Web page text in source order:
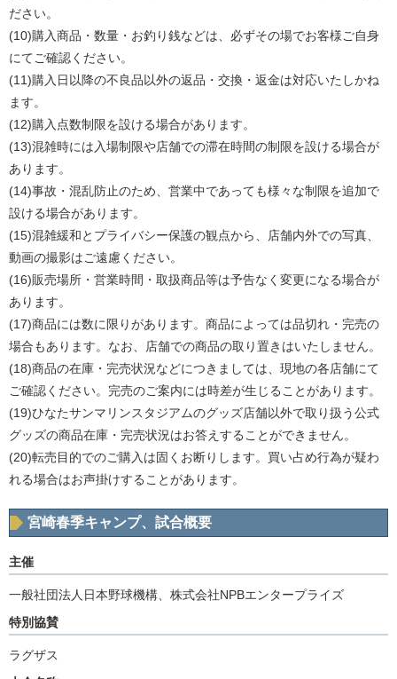
ださい。
(10)購入商品・数量・お釣り銭などは、必ずその場でお客様ご自身
にてご確認ください。
(11)購入日以降の不良品以外の返品・交換・返金は対応いたしかね
ます。
(12)購入点数制限を設ける場合があります。
(13)混雑時には入場制限や店舗での滞在時間の制限を設ける場合が
あります。
(14)事故・混乱防止のため、営業中であっても様々な制限を追加で
設ける場合があります。
(15)混雑緩和とプライバシー保護の観点から、店舗内外での写真、
動画の撮影はご遠慮ください。
(16)販売場所・営業時間・取扱商品等は予告なく変更になる場合が
あります。
(17)商品には数に限りがあります。商品によっては品切れ・完売の
場合もあります。なお、店舗での商品の取り置きはいたしません。
(18)商品の在庫・完売状況などにつきましては、現地の各店舗にて
ご確認ください。完売のご案内には時差が生じることがあります。
(19)ひなたサンマリンスタジアムのグッズ店舗以外で取り扱う公式
グッズの商品在庫・完売状況はお答えすることができません。
(20)転売目的でのご購入は固くお断りします。買い占め行為が疑わ
れる場合はお声掛けすることがあります。
宮崎春季キャンプ、試合概要
主催
一般社団法人日本野球機構、株式会社NPBエンタープライズ
特別協賛
ラグザス